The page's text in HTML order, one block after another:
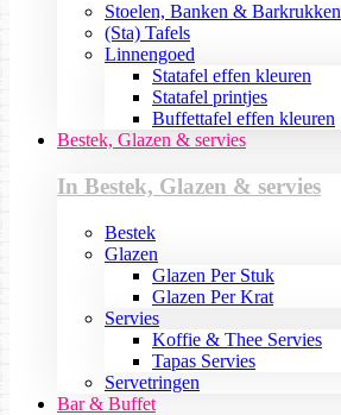
Stoelen, Banken & Barkrukken
(Sta) Tafels
Linnengoed
Statafel effen kleuren
Statafel printjes
Buffettafel effen kleuren
Bestek, Glazen & servies
In Bestek, Glazen & servies
Bestek
Glazen
Glazen Per Stuk
Glazen Per Krat
Servies
Koffie & Thee Servies
Tapas Servies
Servetringen
Bar & Buffet